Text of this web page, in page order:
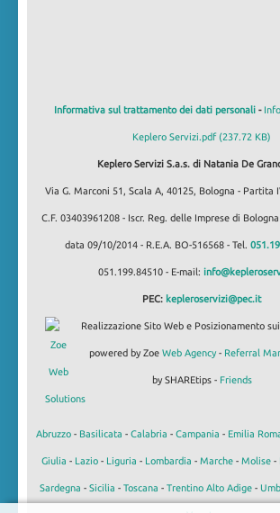
Informativa sul trattamento dei dati personali -
Keplero Servizi.pdf (237.72 KB)
Keplero Servizi S.a.s. di Natania De
Via G. Marconi 51, Scala A, 40125, Bologna - Partita
C.F. 03403961208 - Iscr. Reg. delle Imprese di
data 09/10/2014 - R.E.A. BO-516568 - Tel.
051.199.84510 - E-mail:
PEC: kepleroservizi@pec.it
Realizzazione Sito Web e Posizionamento
powered by Zoe Web Agency- Referral
by SHAREtips - Friends
Abruzzo - Basilicata - Calabria - Campania - Emilia
Giulia - Lazio- Liguria - Lombardia - Marche- Molise-
Sardegna - Sicilia - Toscana - Trentino Alto Adige -